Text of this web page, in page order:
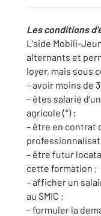
Les conditions
L’aide Mobili-
alternants et
loyer, mais sous
– avoir moins
– êtes salarié
agricole (*) ;
– être en contrat
– être futur
cette formation ;
– afficher un
au SMIC ;
– formuler la